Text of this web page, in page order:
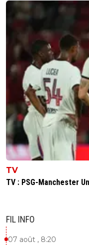
TV
TV : PSG-Manchester
FIL INFO
07 août , 8:20